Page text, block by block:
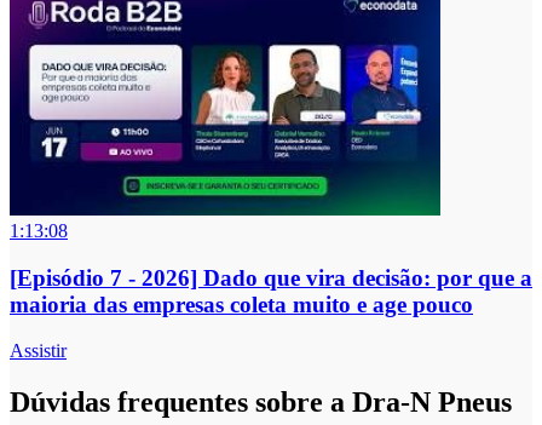
1:13:08
[Episódio 7 - 2026] Dado que vira decisão: por que a
maioria das empresas coleta muito e age pouco
Assistir
Dúvidas frequentes sobre a Dra-N Pneus